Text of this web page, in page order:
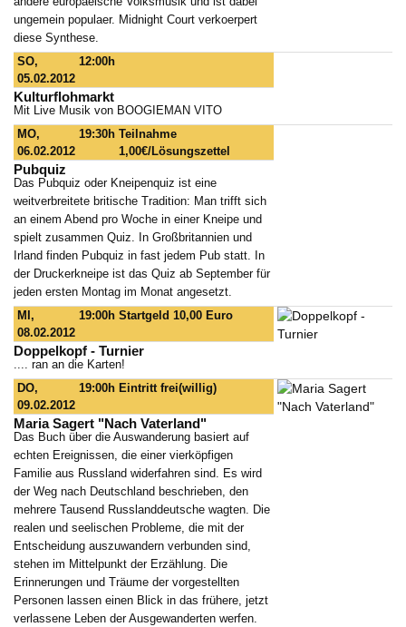
ungemein populaer. Midnight Court verkoerpert
diese Synthese.
SO,
05.02.2012
12:00h
Kulturflohmarkt
Mit Live Musik von BOOGIEMAN VITO
MO,
06.02.2012
19:30h Teilnahme
1,00€/Lösungszettel
Pubquiz
Das Pubquiz oder Kneipenquiz ist eine
weitverbreitete britische Tradition: Man trifft sich
an einem Abend pro Woche in einer Kneipe und
spielt zusammen Quiz. In Großbritannien und
Irland finden Pubquiz in fast jedem Pub statt. In
der Druckerkneipe ist das Quiz ab September für
jeden ersten Montag im Monat angesetzt.
MI,
08.02.2012
19:00h Startgeld 10,00 Euro
Doppelkopf - Turnier
.... ran an die Karten!
DO,
09.02.2012
19:00h Eintritt frei(willig)
Maria Sagert "Nach Vaterland"
Das Buch über die Auswanderung basiert auf
echten Ereignissen, die einer vierköpfigen
Familie aus Russland widerfahren sind. Es wird
der Weg nach Deutschland beschrieben, den
mehrere Tausend Russlanddeutsche wagten. Die
realen und seelischen Probleme, die mit der
Entscheidung auszuwandern verbunden sind,
stehen im Mittelpunkt der Erzählung. Die
Erinnerungen und Träume der vorgestellten
Personen lassen einen Blick in das frühere, jetzt
verlassene Leben der Ausgewanderten werfen.